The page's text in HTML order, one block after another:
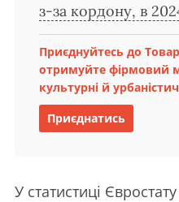
з-за кордону, в
Приєднуйтесь до
отримуйте фірмовий
культурні й
Приєднатись
У статистиці